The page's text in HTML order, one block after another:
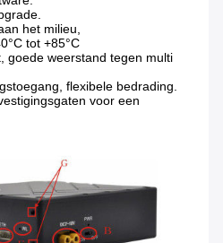
het milieu,
tot +85°C
goede weerstand tegen multi
flexibele bedrading.
voor een